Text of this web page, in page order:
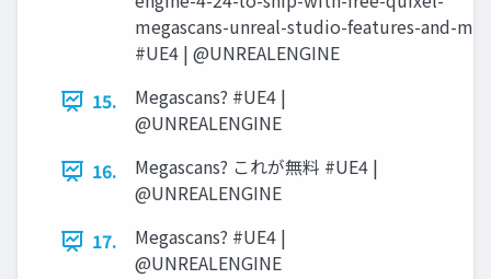
megascans-unreal-studio-features-and-
#UE4 | @UNREALENGINE
15.
Megascans? #UE4 |
@UNREALENGINE
16.
Megascans? これが無料 #UE4 |
@UNREALENGINE
17.
Megascans? #UE4 |
@UNREALENGINE